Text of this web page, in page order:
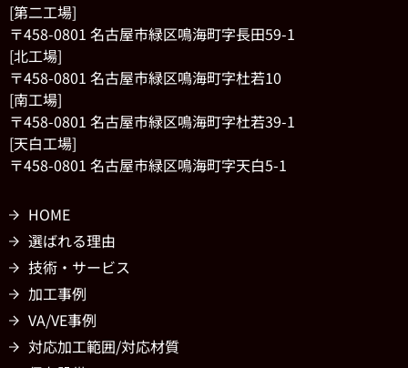
[第二工場]
〒458-0801 名古屋市緑区鳴海町字長田59-1
[北工場]
〒458-0801 名古屋市緑区鳴海町字杜若10
[南工場]
〒458-0801 名古屋市緑区鳴海町字杜若39-1
[天白工場]
〒458-0801 名古屋市緑区鳴海町字天白5-1
HOME
選ばれる理由
技術・サービス
加工事例
VA/VE事例
対応加工範囲/対応材質